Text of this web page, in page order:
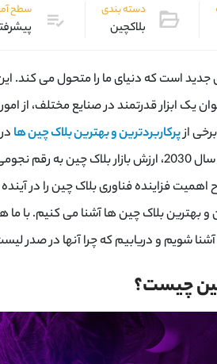
دسته بندی
بلاکچین
سطح
است که دنیای ما را متحول می کند.
یک ابزار قدرتمند در صنایع مختلف، از
ازپرکاربردترین و بهترین بلاک چین ها
اهمیت فزاینده فناوری بلاک چین را در
و بهترین بلاک چین ها آشنا می کنیم. با
شویم و دریابیم که چرا آنها در صدر
چیست؟